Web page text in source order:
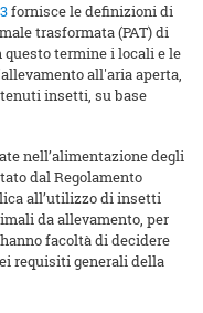
fornisce le definizioni di
trasformata (PAT) di
termine i locali e le
all'aria aperta,
insetti, su base
nell’alimentazione degli
dal Regolamento
all’utilizzo di insetti
da allevamento, per
facoltà di decidere
requisiti generali della